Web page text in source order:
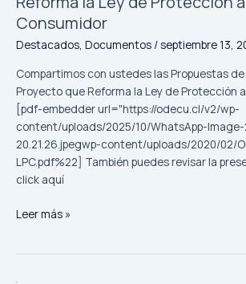
Consumidor
Destacados Documentos / septiembre 13,
Compartimos con ustedes las Propuestas de
Proyecto que Reforma la Ley de Protección
[pdf-embedder url="https://odecu.cl/v2/wp-
content/uploads/2025/10/WhatsApp-
20.21.26.jpegwp-content/uploads/2020/02/
LPC.pdf%22] También puedes revisar la
click aquí
al
Proyecto
que
Reforma
la
Ley
de
Protección
al
Consumidor
Leer más »